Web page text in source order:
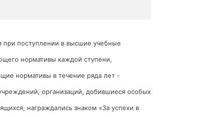
при поступлении в высшие учебные
нормативы каждой ступени,
нормативы в течение ряда лет -
организаций, добившиеся особых
награждались знаком «За успехи в